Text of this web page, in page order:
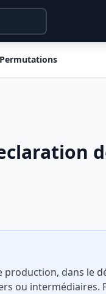
Permutations
production, dans le
ou intermédiaires.